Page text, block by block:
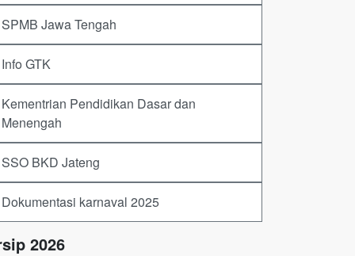
SPMB Jawa Tengah
Info GTK
Kementrian Pendidikan Dasar dan
Menengah
SSO BKD Jateng
Dokumentasi karnaval 2025
2026